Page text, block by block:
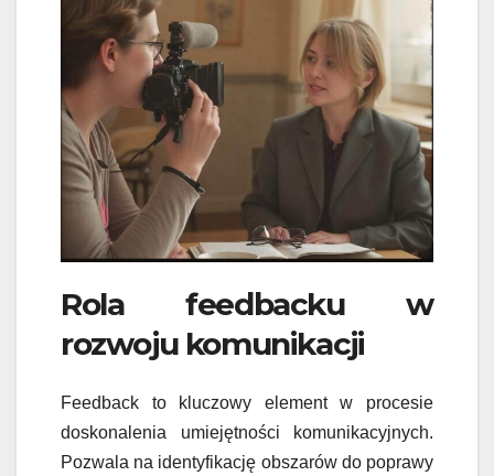
Rola feedbacku w
rozwoju komunikacji
Feedback to kluczowy element w procesie
doskonalenia umiejętności komunikacyjnych.
Pozwala na identyfikację obszarów do poprawy